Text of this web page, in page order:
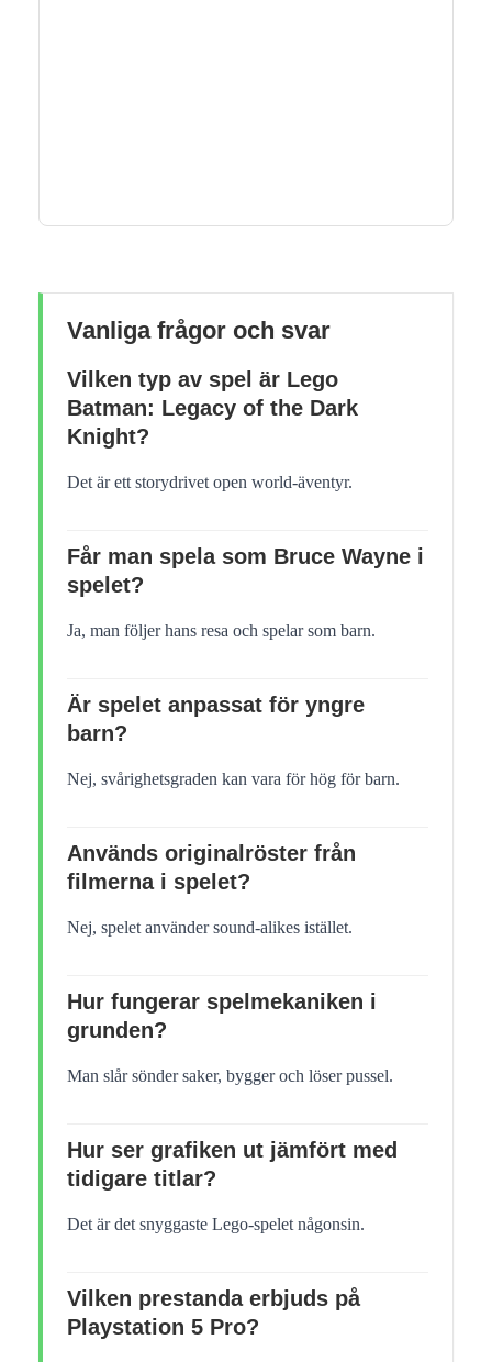
Vanliga frågor och svar
Vilken typ av spel är Lego
Batman: Legacy of the Dark
Knight?
Det är ett storydrivet open world-äventyr.
Får man spela som Bruce Wayne i
spelet?
Ja, man följer hans resa och spelar som barn.
Är spelet anpassat för yngre
barn?
Nej, svårighetsgraden kan vara för hög för barn.
Används originalröster från
filmerna i spelet?
Nej, spelet använder sound-alikes istället.
Hur fungerar spelmekaniken i
grunden?
Man slår sönder saker, bygger och löser pussel.
Hur ser grafiken ut jämfört med
tidigare titlar?
Det är det snyggaste Lego-spelet någonsin.
Vilken prestanda erbjuds på
Playstation 5 Pro?